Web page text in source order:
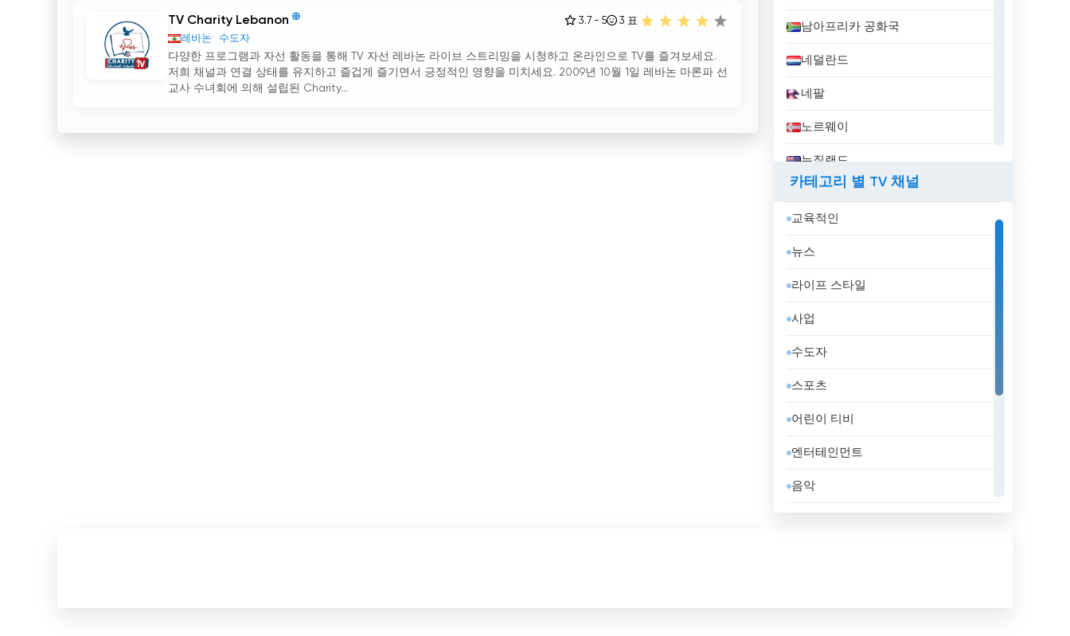
TV Charity Lebanon
레바논 수도자
3.7 - 5 3 표
다양한 프로그램과 자선 활동을 통해 TV 자선 레바논 라이브 스트리밍을 시청하고 온라인으로 TV를 즐겨보세요.
저희 채널과 연결 상태를 유지하고 즐겁게 즐기면서 긍정적인 영향을 미치세요. 2009년 10월 1일 레바논 마론파 선
교사 수녀회에 의해 설립된 Charity...
남아프리카 공화국
네덜란드
네팔
노르웨이
뉴질랜드
대한민국
도미니카 공화국
독일
라트비아
레바논
루마니아
룩셈부르크
카테고리 별 TV 채널
교육적인
뉴스
라이프 스타일
사업
수도자
스포츠
어린이 티비
엔터테인먼트
음악